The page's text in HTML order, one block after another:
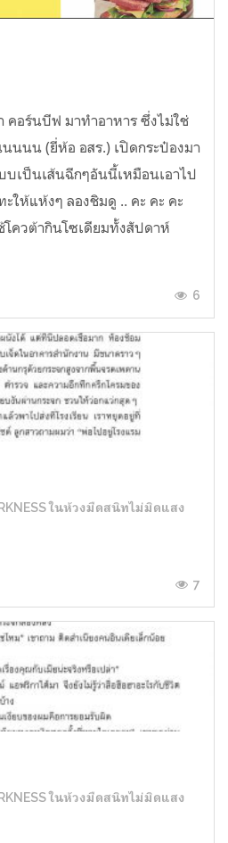
คอร์นบีฟ มาทำอาหาร ซึ่งไม่ใช่
นนน (ยี่ห้อ อสร.) เปิดกระป๋องมา
บเป็นเส้นฉีกๆอันนี้เหมือนเอาไป
ให้แห้งๆ ลองชิมดู .. คะ คะ คะ
โควต้ากินโซเดียมทั้งสัปดาห์
6
ในห้วงมืดสนิทไม่มิดแสง
7
ในห้วงมืดสนิทไม่มิดแสง